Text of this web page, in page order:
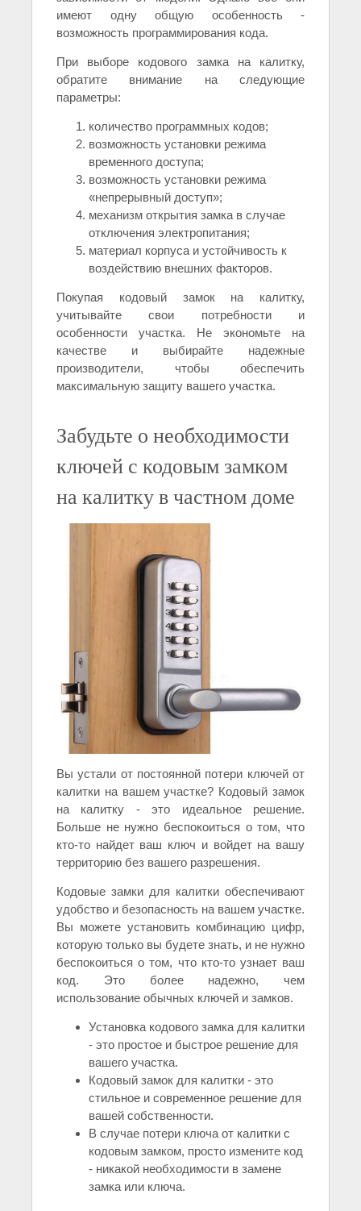
имеют одну общую особенность -
возможность программирования кода.
При выборе кодового замка на калитку,
обратите внимание на следующие
параметры:
количество программных кодов;
возможность установки режима
временного доступа;
возможность установки режима
«непрерывный доступ»;
механизм открытия замка в случае
отключения электропитания;
материал корпуса и устойчивость к
воздействию внешних факторов.
Покупая кодовый замок на калитку,
учитывайте свои потребности и
особенности участка. Не экономьте на
качестве и выбирайте надежные
производители, чтобы обеспечить
максимальную защиту вашего участка.
Забудьте о необходимости
ключей с кодовым замком
на калитку в частном доме
Вы устали от постоянной потери ключей от
калитки на вашем участке? Кодовый замок
на калитку - это идеальное решение.
Больше не нужно беспокоиться о том, что
кто-то найдет ваш ключ и войдет на вашу
территорию без вашего разрешения.
Кодовые замки для калитки обеспечивают
удобство и безопасность на вашем участке.
Вы можете установить комбинацию цифр,
которую только вы будете знать, и не нужно
беспокоиться о том, что кто-то узнает ваш
код. Это более надежно, чем
использование обычных ключей и замков.
Установка кодового замка для калитки
- это простое и быстрое решение для
вашего участка.
Кодовый замок для калитки - это
стильное и современное решение для
вашей собственности.
В случае потери ключа от калитки с
кодовым замком, просто измените код
- никакой необходимости в замене
замка или ключа.